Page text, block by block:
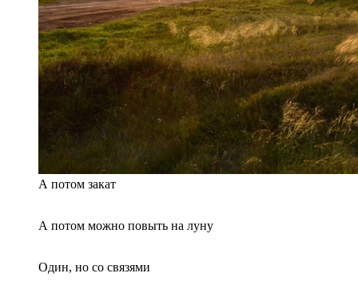
А потом закат
А потом можно повыть на луну
Один, но со связями